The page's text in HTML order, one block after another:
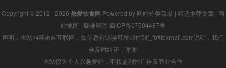
Copyright © 2012 - 2026 热爱饮食网 Powered by 网站分类目录 | 精选推荐文章 | 网
站地图 | 疑难解答 蜀ICP备07504487号
声明：本站内容来自互联网，如信息有错误可发邮件到f_fb#foxmail.com说明，我们
会及时纠正，谢谢
本站仅为个人兴趣爱好，不接盈利性广告及商业合作